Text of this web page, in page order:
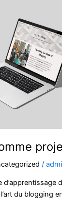
/
d’apprentissage
du blogging